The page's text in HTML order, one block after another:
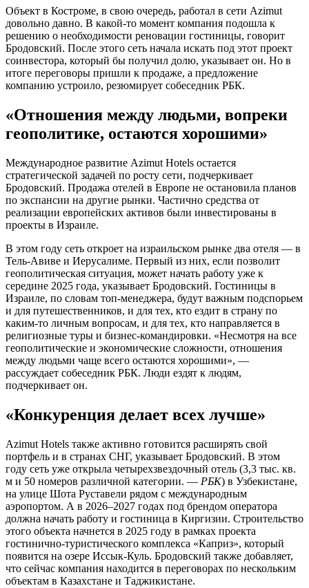
Объект в Костроме, в свою очередь, работал в сети Azimut
довольно давно. В какой-то момент компания подошла к
решению о необходимости реновации гостиницы, говорит
Бродовский. После этого сеть начала искать под этот проект
соинвестора, который бы получил долю, указывает он. Но в
итоге переговоры пришли к продаже, а предложение
компанию устроило, резюмирует собеседник РБК.
«Отношения между людьми, вопреки
геополитике, остаются хорошими»
Международное развитие Azimut Hotels остается
стратегической задачей по росту сети, подчеркивает
Бродовский. Продажа отелей в Европе не остановила планов
по экспансии на другие рынки. Частично средства от
реализации европейских активов были инвестированы в
проекты в Израиле.
В этом году сеть откроет на израильском рынке два отеля — в
Тель-Авиве и Иерусалиме. Первый из них, если позволит
геополитическая ситуация, может начать работу уже к
середине 2025 года, указывает Бродовский. Гостиницы в
Израиле, по словам топ-менеджера, будут важным подспорьем
и для путешественников, и для тех, кто ездит в страну по
каким-то личным вопросам, и для тех, кто направляется в
религиозные туры и бизнес-командировки. «Несмотря на все
геополитические и экономические сложности, отношения
между людьми чаще всего остаются хорошими», —
рассуждает собеседник РБК. Люди ездят к людям,
подчеркивает он.
«Конкуренция делает всех лучше»
Azimut Hotels также активно готовится расширять свой
портфель и в странах СНГ, указывает Бродовский. В этом
году сеть уже открыла четырехзвездочный отель (3,3 тыс. кв.
м и 50 номеров различной категории. — РБК) в Узбекистане,
на улице Шота Руставели рядом с международным
аэропортом. А в 2026–2027 годах под брендом оператора
должна начать работу и гостиница в Киргизии. Строительство
этого объекта начнется в 2025 году в рамках проекта
гостинично-туристического комплекса «Каприз», который
появится на озере Иссык-Куль. Бродовский также добавляет,
что сейчас компания находится в переговорах по нескольким
объектам в Казахстане и Таджикистане.